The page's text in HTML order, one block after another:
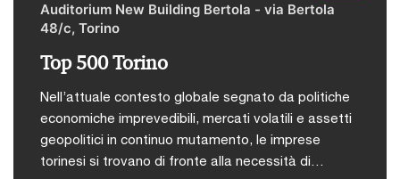
Auditorium New Building Bertola - via Bertola
48/c, Torino
Top 500 Torino
Nell’attuale contesto globale segnato da politiche
economiche imprevedibili, mercati volatili e assetti
geopolitici in continuo mutamento, le imprese
torinesi si trovano di fronte alla necessità di